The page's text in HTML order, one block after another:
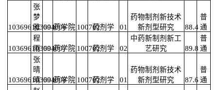
103696103691006
张
梦
雅 004药学院 100702药剂学 01
药物制剂新技术
新剂型研究
88.4
普
通
103696103691007
程
雨 004药学院 100702药剂学 02
中药新制剂新工
艺研究
89.8
普
通
103696103691008
张
晴
晴 004药学院 100702药剂学 01
药物制剂新技术
新剂型研究
87.6
普
通